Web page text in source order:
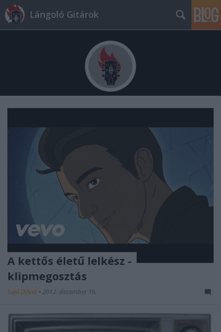
Lángoló Gitárok
A kettős életű lelkész -
klipmegosztás
Sajó Dávid • 2012. december 16.